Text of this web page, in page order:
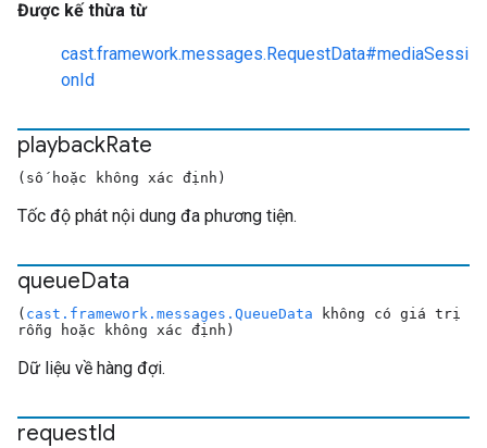
Được kế thừa từ
cast.framework.messages.RequestData#mediaSessi
onId
playbackRate
(số hoặc không xác định)
Tốc độ phát nội dung đa phương tiện.
queueData
( cast.framework.messages.QueueData không có giá trị
rỗng hoặc không xác định)
Dữ liệu về hàng đợi.
requestId